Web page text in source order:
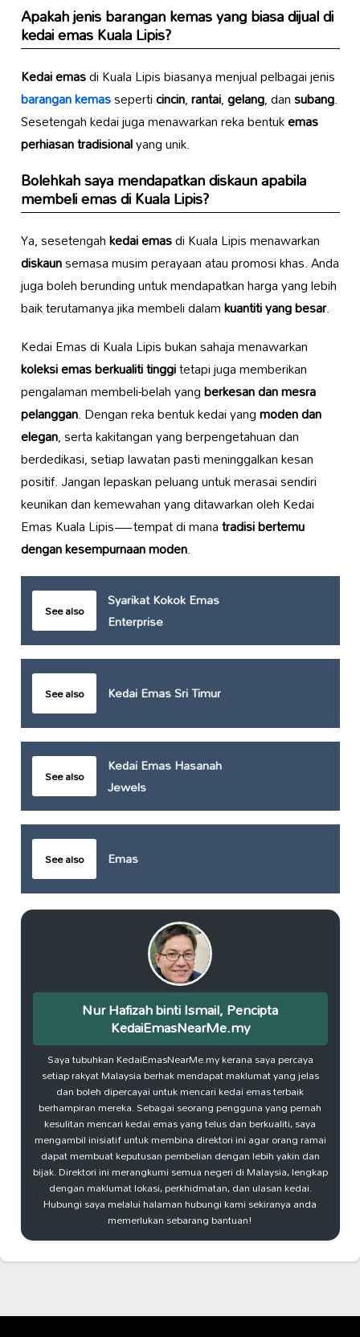
Apakah jenisbarangan kemasyang biasa dijual di
kedai emasKuala Lipis?
Kedai emasdi Kuala Lipis biasanya menjual pelbagai jenis
barangan kemasseperticincin,rantai,gelang, dansubang.
Sesetengah kedai juga menawarkan reka bentukemas
perhiasan tradisionalyang unik.
Bolehkah saya mendapatkandiskaunapabila
membeli emas di Kuala Lipis?
Ya, sesetengahkedai emasdi Kuala Lipis menawarkan
diskaunsemasa musim perayaan atau promosi khas. Anda
juga boleh berunding untuk mendapatkan harga yang lebih
baik terutamanya jika membeli dalamkuantiti yang besar.
Kedai Emas di Kuala Lipis bukan sahaja menawarkan
koleksi emas berkualiti tinggitetapi juga memberikan
pengalaman membeli-belah yangberkesan dan mesra
pelanggan. Dengan reka bentuk kedai yangmoden dan
elegan, serta kakitangan yang berpengetahuan dan
berdedikasi, setiap lawatan pasti meninggalkan kesan
positif. Jangan lepaskan peluang untuk merasai sendiri
keunikan dan kemewahan yang ditawarkan oleh Kedai
Emas Kuala Lipis—tempat di manatradisi bertemu
dengan kesempurnaan moden.
See also
Syarikat Kokok Emas
Enterprise
See also Kedai Emas Sri Timur
See also
Kedai Emas Hasanah
Jewels
See also Emas
Nur Hafizah binti Ismail, Pencipta
KedaiEmasNearMe.my
Saya tubuhkan KedaiEmasNearMe.my kerana saya percaya
setiap rakyat Malaysia berhak mendapat maklumat yang jelas
dan boleh dipercayai untuk mencari kedai emas terbaik
berhampiran mereka. Sebagai seorang pengguna yang pernah
kesulitan mencari kedai emas yang telus dan berkualiti, saya
mengambil inisiatif untuk membina direktori ini agar orang ramai
dapat membuat keputusan pembelian dengan lebih yakin dan
bijak. Direktori ini merangkumi semua negeri di Malaysia, lengkap
dengan maklumat lokasi, perkhidmatan, dan ulasan kedai.
Hubungi saya melalui halaman hubungi kami sekiranya anda
memerlukan sebarang bantuan!